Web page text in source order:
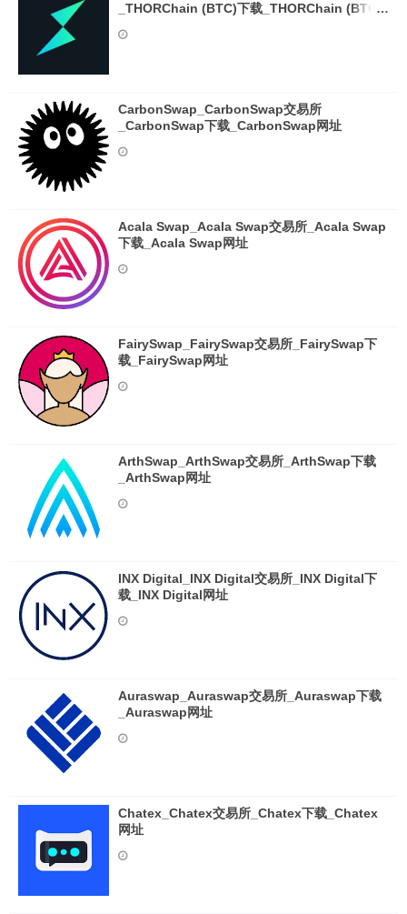
_THORChain (BTC)下载_THORChain (BTC)
CarbonSwap_CarbonSwap交易所
_CarbonSwap下载_CarbonSwap网址
Acala Swap_Acala Swap交易所_Acala Swap
下载_Acala Swap网址
FairySwap_FairySwap交易所_FairySwap下
载_FairySwap网址
ArthSwap_ArthSwap交易所_ArthSwap下载
_ArthSwap网址
INX Digital_INX Digital交易所_INX Digital下
载_INX Digital网址
Auraswap_Auraswap交易所_Auraswap下载
_Auraswap网址
Chatex_Chatex交易所_Chatex下载_Chatex
网址